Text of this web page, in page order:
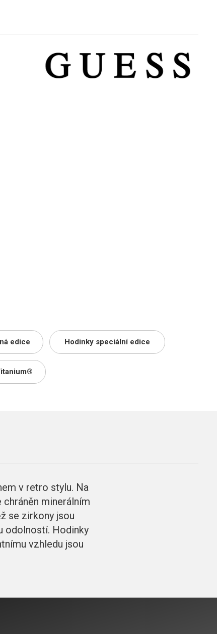
edice Hodinky speciální edice
v retro stylu. Na
minerálním
se zirkony jsou
odolností. Hodinky
vzhledu jsou